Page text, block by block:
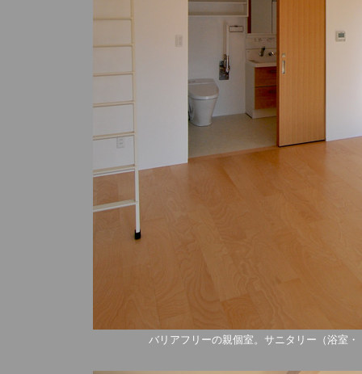
バリアフリーの親個室。サニタリー（浴室